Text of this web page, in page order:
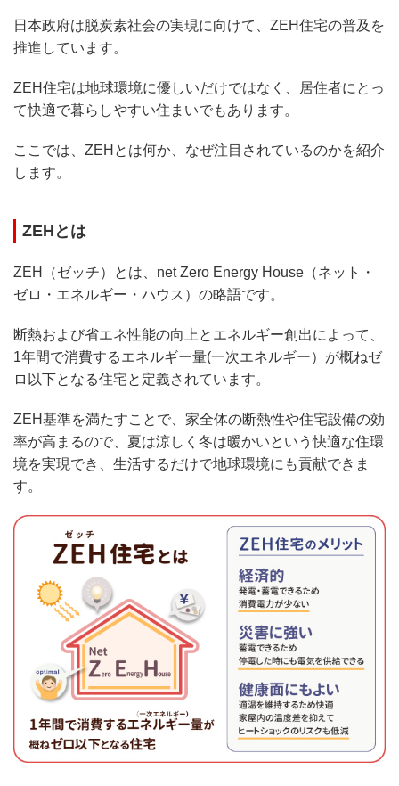
日本政府は脱炭素社会の実現に向けて、ZEH住宅の普及を
推進しています。
ZEH住宅は地球環境に優しいだけではなく、居住者にとっ
て快適で暮らしやすい住まいでもあります。
ここでは、ZEHとは何か、なぜ注目されているのかを紹介
します。
ZEHとは
ZEH（ゼッチ）とは、net Zero Energy House（ネット・
ゼロ・エネルギー・ハウス）の略語です。
断熱および省エネ性能の向上とエネルギー創出によって、
1年間で消費するエネルギー量(一次エネルギー）が概ねゼ
ロ以下となる住宅と定義されています。
ZEH基準を満たすことで、家全体の断熱性や住宅設備の効
率が高まるので、夏は涼しく冬は暖かいという快適な住環
境を実現でき、生活するだけで地球環境にも貢献できま
す。